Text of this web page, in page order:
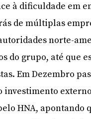
à dificuldade em
de múltiplas
norte-
do grupo, até que
Em Dezembro
investimento
HNA,